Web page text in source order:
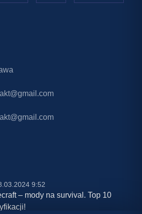
9:52
– mody na survival. Top 10